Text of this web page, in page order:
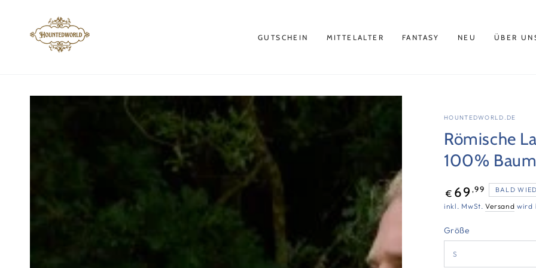
SPRINGEN
GUTSCHEIN MITTELALTER FANTASY NEU ÜBER
HOUNTEDWORLD.DE
Römische
100%
Regulärer
Preis
€ 69 ,99 BALD
inkl. MwSt.Versand wird
Größe